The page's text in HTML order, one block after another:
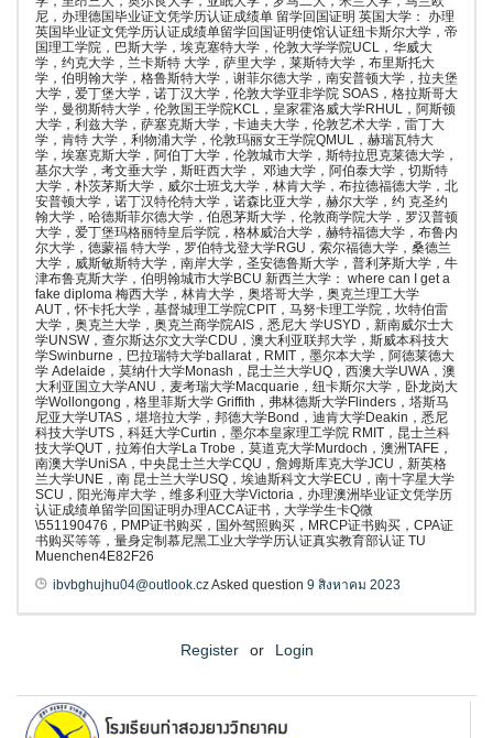
尼，办理德国毕业证文凭学历认证成绩单 留学回国证明 英国大学： 办理
英国毕业证文凭学历认证成绩单留学回国证明使馆认证纽卡斯尔大学，帝
国理工学院，巴斯大学，埃克塞特大学，伦敦大学学院UCL，华威大
学，约克大学，兰卡斯特 大学，萨里大学，莱斯特大学，布里斯托大
学，伯明翰大学，格鲁斯特大学，谢菲尔德大学，南安普顿大学，拉夫堡
大学，爱丁堡大学，诺丁汉大学，伦敦大学亚非学院 SOAS，格拉斯哥大
学，曼彻斯特大学，伦敦国王学院KCL，皇家霍洛威大学RHUL，阿斯顿
大学，利兹大学，萨塞克斯大学，卡迪夫大学，伦敦艺术大学，雷丁大
学，肯特 大学，利物浦大学，伦敦玛丽女王学院QMUL，赫瑞瓦特大
学，埃塞克斯大学，阿伯丁大学，伦敦城市大学，斯特拉思克莱德大学，
基尔大学，考文垂大学，斯旺西大学， 邓迪大学，阿伯泰大学，切斯特
大学，朴茨茅斯大学，威尔士班戈大学，林肯大学，布拉德福德大学，北
安普顿大学，诺丁汉特伦特大学，诺森比亚大学，赫尔大学，约 克圣约
翰大学，哈德斯菲尔德大学，伯恩茅斯大学，伦敦商学院大学，罗汉普顿
大学，爱丁堡玛格丽特皇后学院，格林威治大学，赫特福德大学，布鲁内
尔大学，德蒙福 特大学，罗伯特戈登大学RGU，索尔福德大学，桑德兰
大学，威斯敏斯特大学，南岸大学，圣安德鲁斯大学，普利茅斯大学，牛
津布鲁克斯大学，伯明翰城市大学BCU 新西兰大学： where can I get a
fake diploma 梅西大学，林肯大学，奥塔哥大学，奥克兰理工大学
AUT，怀卡托大学，基督城理工学院CPIT，马努卡理工学院，坎特伯雷
大学，奥克兰大学，奥克兰商学院AIS，悉尼大 学USYD，新南威尔士大
学UNSW，查尔斯达尔文大学CDU，澳大利亚联邦大学，斯威本科技大
学Swinburne，巴拉瑞特大学ballarat，RMIT，墨尔本大学，阿德莱德大
学 Adelaide，莫纳什大学Monash，昆士兰大学UQ，西澳大学UWA，澳
大利亚国立大学ANU，麦考瑞大学Macquarie，纽卡斯尔大学，卧龙岗大
学Wollongong，格里菲斯大学 Griffith，弗林德斯大学Flinders，塔斯马
尼亚大学UTAS，堪培拉大学，邦德大学Bond，迪肯大学Deakin，悉尼
科技大学UTS，科廷大学Curtin，墨尔本皇家理工学院 RMIT，昆士兰科
技大学QUT，拉筹伯大学La Trobe，莫道克大学Murdoch，澳洲TAFE，
南澳大学UniSA，中央昆士兰大学CQU，詹姆斯库克大学JCU，新英格
兰大学UNE，南 昆士兰大学USQ，埃迪斯科文大学ECU，南十字星大学
SCU，阳光海岸大学，维多利亚大学Victoria，办理澳洲毕业证文凭学历
认证成绩单留学回国证明办理ACCA证书，大学学生卡Q微
\551190476，PMP证书购买，国外驾照购买，MRCP证书购买，CPA证
书购买等等，量身定制慕尼黑工业大学学历认证真实教育部认证 TU
Muenchen4E82F26
ibvbghujhu04@outlook.czAsked question 9 สิงหาคม 2023
Register or Login